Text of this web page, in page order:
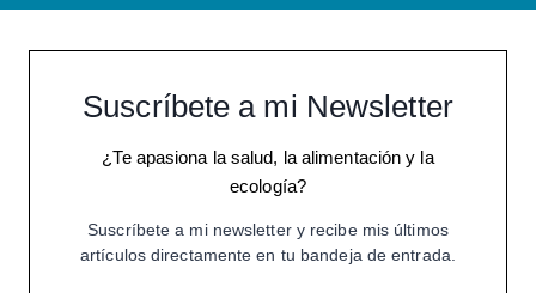
Suscríbete a mi Newsletter
¿Te apasiona la salud, la alimentación y la
ecología?
Suscríbete a mi newsletter y recibe mis últimos
artículos directamente en tu bandeja de entrada.